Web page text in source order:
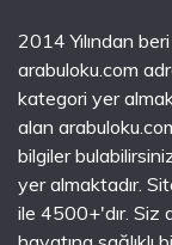
2014 Yılından
arabuloku.com
kategori yer
alan
bilgiler
yer almaktadır.
ile 4500+'dır. Siz